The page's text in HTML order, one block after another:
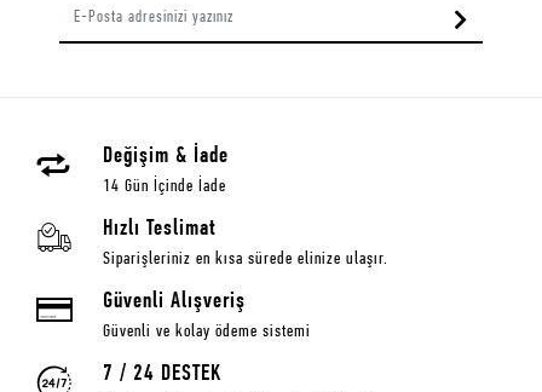
Değişim & İade
14 Gün İçinde İade
Hızlı Teslimat
Siparişleriniz en kısa sürede elinize ulaşır.
Güvenli Alışveriş
Güvenli ve kolay ödeme sistemi
7 / 24 DESTEK